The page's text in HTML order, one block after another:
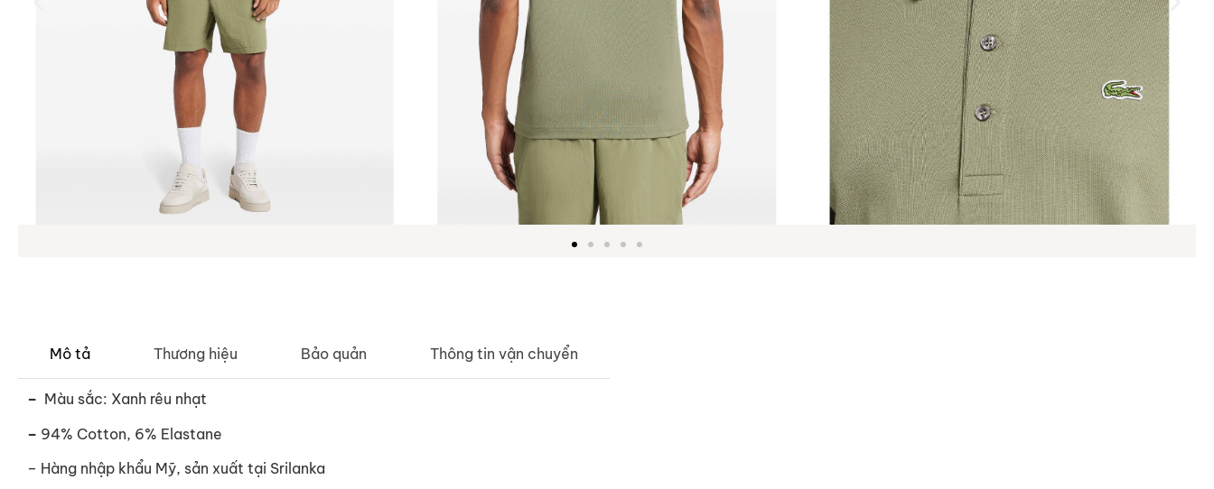
Mô tả Thương hiệu Bảo quản Thông tin vận chuyển
– Màu sắc: Xanh rêu nhạt
– 94% Cotton, 6% Elastane
– Hàng nhập khẩu Mỹ, sản xuất tại Srilanka